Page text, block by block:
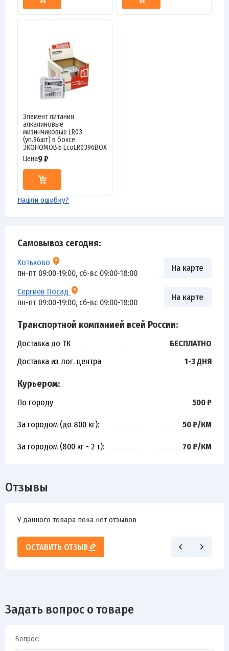
Самовывоз сегодня:
Хотьково
пн-пт 09:00-19:00, сб-вс 09:00-18:00
На карте
Сергиев Посад
пн-пт 09:00-19:00, сб-вс 09:00-18:00
На карте
Транспортной компанией всей России:
Доставка до ТК
БЕСПЛАТНО
Доставка из лог. центра
1-3 ДНЯ
Курьером:
По городу 500 ₽
За городом (до 800 кг): 50 ₽/КМ
За городом (800 кг - 2 т): 70 ₽/КМ
Элемент питания
алкалиновые
мизинчиковые LR03
(уп.96шт) в боксе
ЭКОНОМОВЪ EcoLR0396BOX
Цена9 ₽
Нашли ошибку?
Отзывы
У данного товара пока нет отзывов
ОСТАВИТЬ ОТЗЫВ
Задать вопрос о товаре
Вопрос: